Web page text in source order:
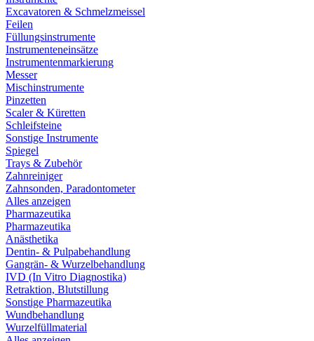
Excavatoren & Schmelzmeissel
Feilen
Füllungsinstrumente
Instrumenteneinsätze
Instrumentenmarkierung
Messer
Mischinstrumente
Pinzetten
Scaler & Küretten
Schleifsteine
Sonstige Instrumente
Spiegel
Trays & Zubehör
Zahnreiniger
Zahnsonden, Paradontometer
Alles anzeigen
Pharmazeutika
Pharmazeutika
Anästhetika
Dentin- & Pulpabehandlung
Gangrän- & Wurzelbehandlung
IVD (In Vitro Diagnostika)
Retraktion, Blutstillung
Sonstige Pharmazeutika
Wundbehandlung
Wurzelfüllmaterial